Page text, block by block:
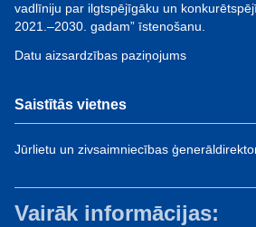
vadlīniju par ilgtspējīgāku un
2021.–2030. gadam” īstenošanu.
Datu aizsardzības paziņojums
Saistītās vietnes
Jūrlietu un zivsaimniecības
Vairāk informācijas: